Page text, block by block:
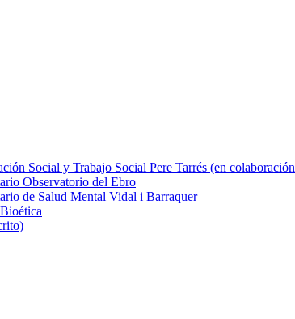
Social y Trabajo Social Pere Tarrés (en
Observatorio del Ebro
de Salud Mental Vidal i Barraquer